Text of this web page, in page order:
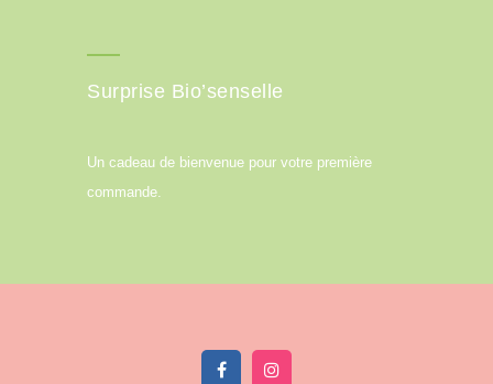
Surprise Bio’senselle
Un cadeau de bienvenue pour votre première
commande.